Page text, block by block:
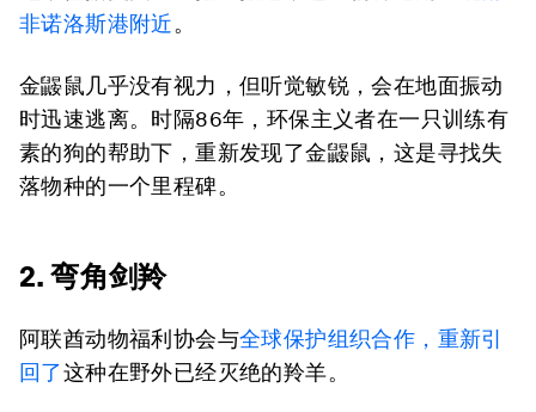
非诺洛斯港附近。
金鼹鼠几乎没有视力，但听觉敏锐，会在地面振动
时迅速逃离。时隔86年，环保主义者在一只训练有
素的狗的帮助下，重新发现了金鼹鼠，这是寻找失
落物种的一个里程碑。
2. 弯角剑羚
阿联酋动物福利协会与全球保护组织合作，重新引
回了这种在野外已经灭绝的羚羊。